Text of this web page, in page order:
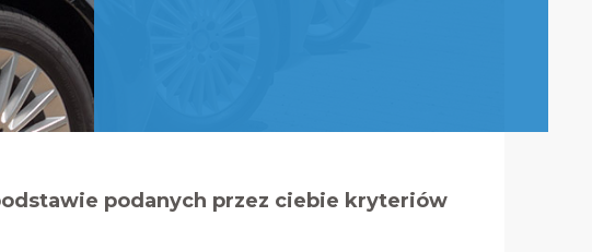
podanych przez ciebie kryteriów